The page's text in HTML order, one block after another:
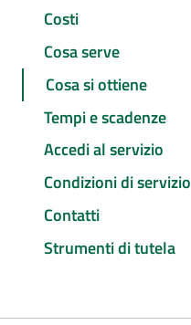
Costi
Cosa serve
Cosa si ottiene
Tempi e scadenze
Accedi al servizio
Condizioni di servizio
Contatti
Strumenti di tutela